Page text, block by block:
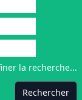
la recherche...
Rechercher